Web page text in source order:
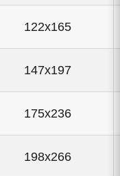
122x165
147x197
175x236
198x266